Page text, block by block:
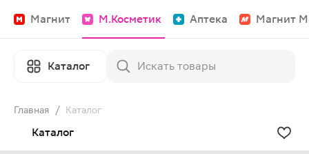
Магнит М.Косметик Аптека Магнит
Каталог
Главная / Каталог
Каталог